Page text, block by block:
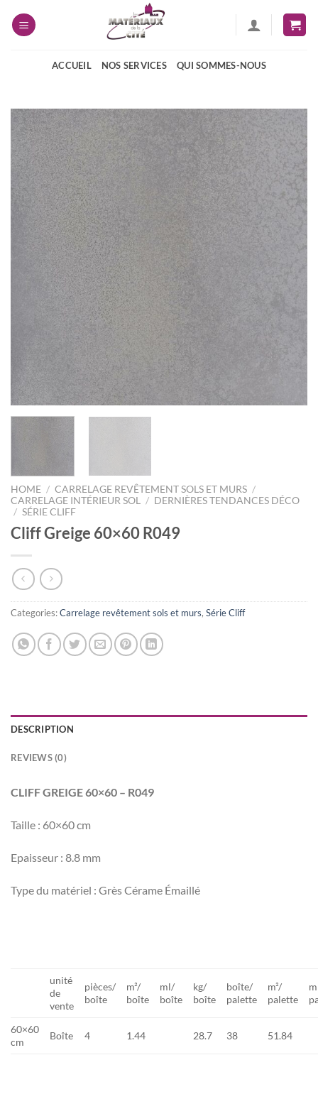
ACCUEIL NOS SERVICES QUI SOMMES-NOUS
HOME / CARRELAGE REVÊTEMENT SOLS ET MURS /
CARRELAGE INTÉRIEUR SOL
/ DERNIÈRES TENDANCES DÉCO
/ SÉRIE CLIFF
Cliff Greige 60×60 R049
Categories:Carrelage revêtement sols et murs, Série Cliff
DESCRIPTION
REVIEWS (0)
CLIFF GREIGE 60×60 – R049
Taille : 60×60 cm
Epaisseur : 8.8 mm
Type du matériel : Grès Cérame Émaillé
unité
de
vente
pièces/
boîte
m²/
boîte
ml/
boîte
kg/
boîte
boîte/
palette
m²/
palette
60×60
cm
Boîte 4 1.44 28.7 38 51.84